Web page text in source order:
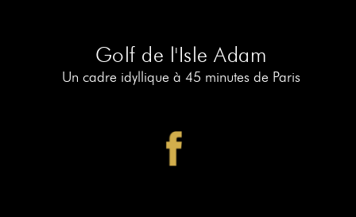
Golf de l'Isle Adam
Un cadre idyllique à 45 minutes de Paris